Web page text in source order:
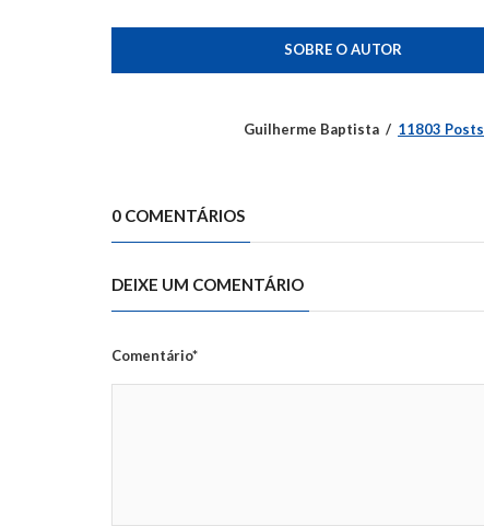
SOBRE O AUTOR
Guilherme Baptista 11803 Posts
0 COMENTÁRIOS
DEIXE UM COMENTÁRIO
Comentário*